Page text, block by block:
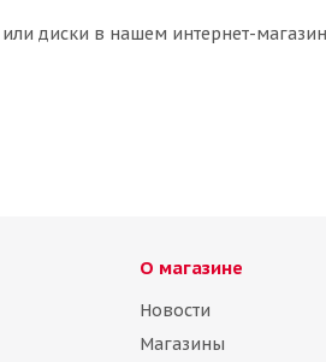
диски в нашем интернет-
О магазине
Новости
Магазины